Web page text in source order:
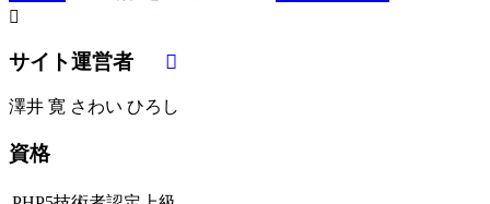
サイト運営者
澤井 寛 さわい ひろし
資格